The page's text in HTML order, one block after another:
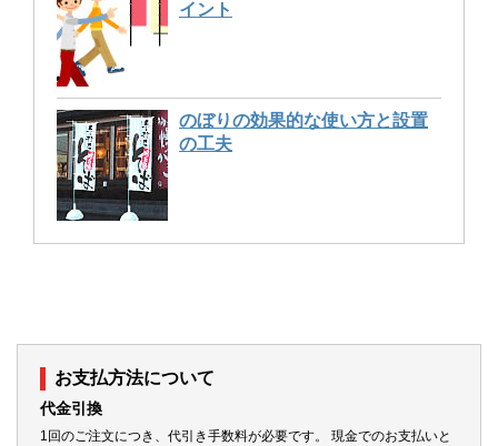
イント
のぼりの効果的な使い方と設置
の工夫
お支払方法について
代金引換
1回のご注文につき、代引き手数料が必要です。 現金でのお支払いと